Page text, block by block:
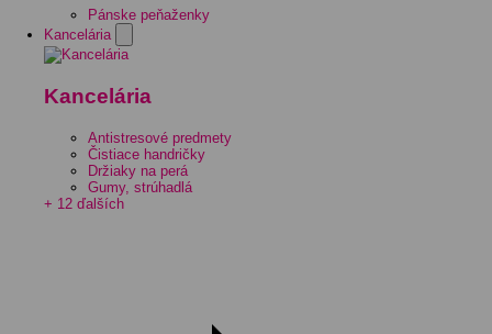
Pánske peňaženky
Kancelária
Kancelária
Antistresové predmety
Čistiace handričky
Držiaky na perá
Gumy, strúhadlá
+ 12 ďalších